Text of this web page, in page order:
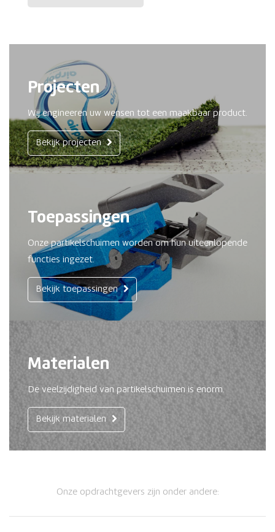
Projecten
Wij engineeren uw wensen tot een maakbaar product.
Bekijk projecten
Toepassingen
Onze partikelschuimen worden om hun uiteenlopende
functies ingezet.
Bekijk toepassingen
Materialen
De veelzijdigheid van partikelschuimen is enorm.
Bekijk materialen
Onze opdrachtgevers zijn onder andere: